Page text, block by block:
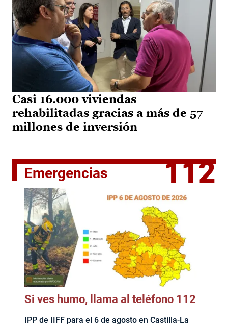
Casi 16.000 viviendas
rehabilitadas gracias a más de 57
millones de inversión
Emergencias 112
Si ves humo, llama al teléfono 112
IPP de IIFF para el 6 de agosto en Castilla-La